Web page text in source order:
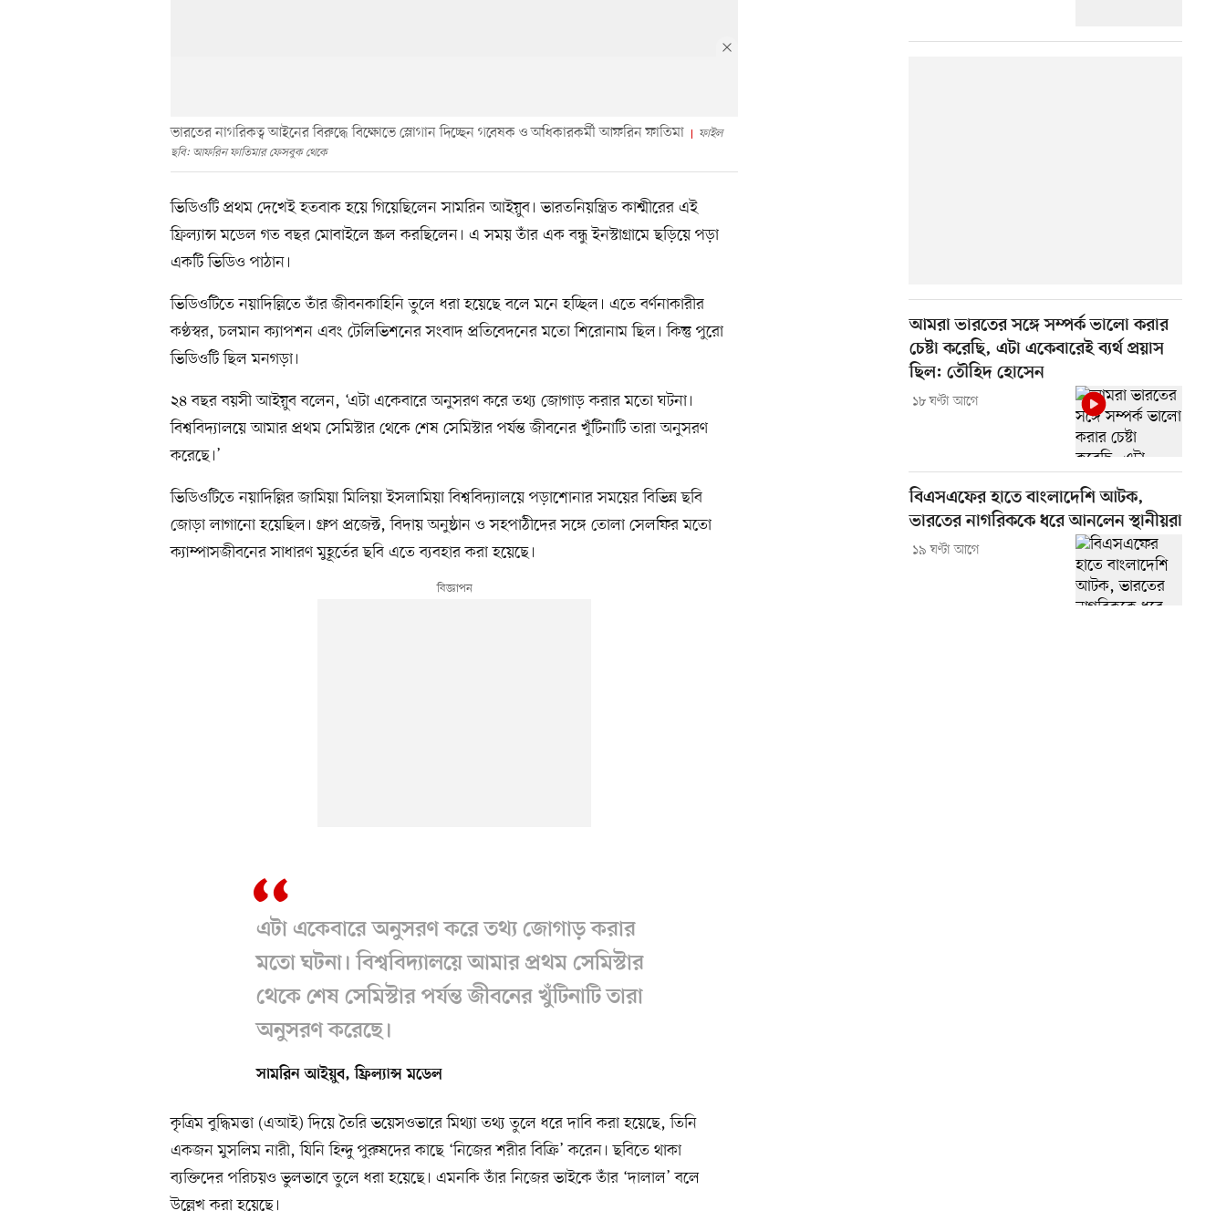
ভারতের নাগরিকত্ব আইনের বিরুদ্ধে বিক্ষোভে স্লোগান দিচ্ছেন গবেষক ও অধিকারকর্মী আফরিন ফাতিমা
ফাইল
ছবি: আফরিন ফাতিমার ফেসবুক থেকে
ভিডিওটি প্রথম দেখেই হতবাক হয়ে গিয়েছিলেন সামরিন আইয়ুব। ভারতনিয়ন্ত্রিত কাশ্মীরের এই
ফ্রিল্যান্স মডেল গত বছর মোবাইলে স্ক্রল করছিলেন। এ সময় তাঁর এক বন্ধু ইনস্টাগ্রামে ছড়িয়ে পড়া
একটি ভিডিও পাঠান।
ভিডিওটিতে নয়াদিল্লিতে তাঁর জীবনকাহিনি তুলে ধরা হয়েছে বলে মনে হচ্ছিল। এতে বর্ণনাকারীর
কণ্ঠস্বর, চলমান ক্যাপশন এবং টেলিভিশনের সংবাদ প্রতিবেদনের মতো শিরোনাম ছিল। কিন্তু পুরো
ভিডিওটি ছিল মনগড়া।
২৪ বছর বয়সী আইয়ুব বলেন, ‘এটা একেবারে অনুসরণ করে তথ্য জোগাড় করার মতো ঘটনা।
বিশ্ববিদ্যালয়ে আমার প্রথম সেমিস্টার থেকে শেষ সেমিস্টার পর্যন্ত জীবনের খুঁটিনাটি তারা অনুসরণ
করেছে।’
ভিডিওটিতে নয়াদিল্লির জামিয়া মিলিয়া ইসলামিয়া বিশ্ববিদ্যালয়ে পড়াশোনার সময়ের বিভিন্ন ছবি
জোড়া লাগানো হয়েছিল। গ্রুপ প্রজেক্ট, বিদায় অনুষ্ঠান ও সহপাঠীদের সঙ্গে তোলা সেলফির মতো
ক্যাম্পাসজীবনের সাধারণ মুহূর্তের ছবি এতে ব্যবহার করা হয়েছে।
এটা একেবারে অনুসরণ করে তথ্য জোগাড় করার
মতো ঘটনা। বিশ্ববিদ্যালয়ে আমার প্রথম সেমিস্টার
থেকে শেষ সেমিস্টার পর্যন্ত জীবনের খুঁটিনাটি তারা
অনুসরণ করেছে।
সামরিন আইয়ুব, ফ্রিল্যান্স মডেল
কৃত্রিম বুদ্ধিমত্তা (এআই) দিয়ে তৈরি ভয়েসওভারে মিথ্যা তথ্য তুলে ধরে দাবি করা হয়েছে, তিনি
একজন মুসলিম নারী, যিনি হিন্দু পুরুষদের কাছে ‘নিজের শরীর বিক্রি’ করেন। ছবিতে থাকা
ব্যক্তিদের পরিচয়ও ভুলভাবে তুলে ধরা হয়েছে। এমনকি তাঁর নিজের ভাইকে তাঁর ‘দালাল’ বলে
উল্লেখ করা হয়েছে।
আমরা ভারতের সঙ্গে সম্পর্ক ভালো করার
চেষ্টা করেছি, এটা একেবারেই ব্যর্থ প্রয়াস
ছিল: তৌহিদ হোসেন
১৮ ঘণ্টা আগে
বিএসএফের হাতে বাংলাদেশি আটক,
ভারতের নাগরিককে ধরে আনলেন স্থানীয়রা
১৯ ঘণ্টা আগে